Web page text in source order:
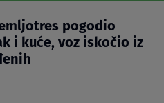
pogodio
i kuće, voz iskočio iz